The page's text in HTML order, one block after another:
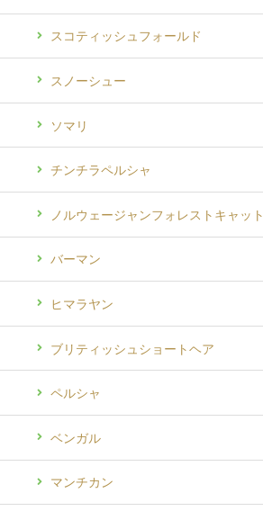
スコティッシュフォールド
スノーシュー
ソマリ
チンチラペルシャ
ノルウェージャンフォレストキャット
バーマン
ヒマラヤン
ブリティッシュショートヘア
ペルシャ
ベンガル
マンチカン